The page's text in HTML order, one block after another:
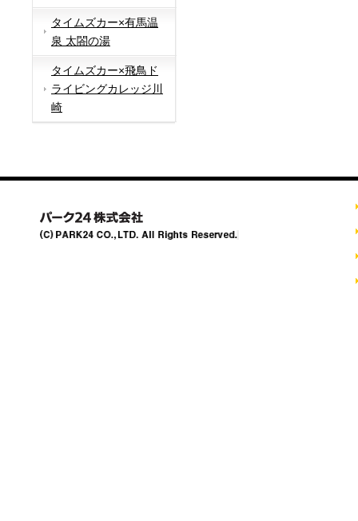
タイムズカー×有馬温
泉 太閤の湯
タイムズカー×飛鳥ド
ライビングカレッジ川
崎